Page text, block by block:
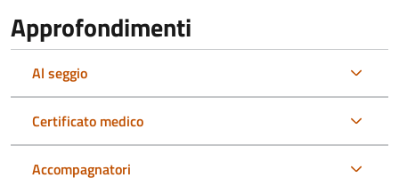
Approfondimenti
Al seggio
Certificato medico
Accompagnatori